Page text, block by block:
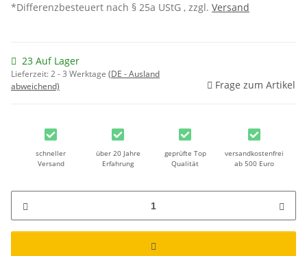
*Differenzbesteuert nach § 25a UStG , zzgl. Versand
23 Auf Lager
Lieferzeit:2 - 3 Werktage (DE - Ausland
abweichend)
Frage zum Artikel
schneller
Versand
über 20 Jahre
Erfahrung
geprüfte Top
Qualität
versandkostenfrei
ab 500 Euro